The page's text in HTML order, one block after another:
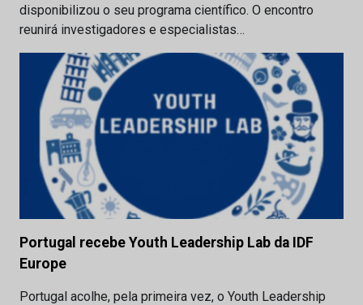
disponibilizou o seu programa científico. O encontro
reunirá investigadores e especialistas…
Portugal recebe Youth Leadership Lab da IDF
Europe
Portugal acolhe, pela primeira vez, o Youth Leadership